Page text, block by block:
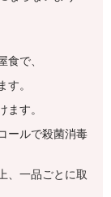
食で、
。
す。
ールで殺菌消毒
、一品ごとに取